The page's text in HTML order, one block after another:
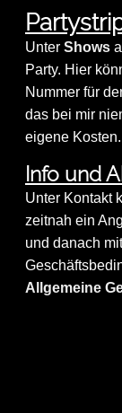
Unter Shows
Party. Hier
Nummer für
das bei mir
eigene Kosten.
Info und
Unter Kontakt
zeitnah ein
und danach
Allgemeine